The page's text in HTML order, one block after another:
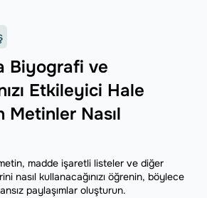
Biyografi ve
Etkileyici Hale
Metinler Nasıl
madde işaretli listeler ve diğer
nasıl kullanacağınızı öğrenin, böylece
paylaşımlar oluşturun.